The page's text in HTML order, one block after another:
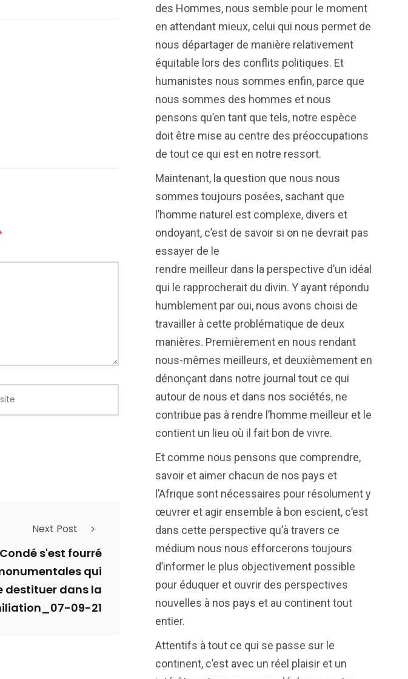
Next Post
s'est fourré
qui
destituer dans la
09-21
des Hommes, nous semble pour le moment
en attendant mieux, celui qui nous permet de
nous départager de manière relativement
équitable lors des conflits politiques. Et
humanistes nous sommes enfin, parce que
nous sommes des hommes et nous
pensons qu’en tant que tels, notre espèce
doit être mise au centre des préoccupations
de tout ce qui est en notre ressort.
Maintenant, la question que nous nous
sommes toujours posées, sachant que
l’homme naturel est complexe, divers et
ondoyant, c’est de savoir si on ne devrait pas
essayer de le
rendre meilleur dans la perspective d’un idéal
qui le rapprocherait du divin. Y ayant répondu
humblement par oui, nous avons choisi de
travailler à cette problématique de deux
manières. Premièrement en nous rendant
nous-mêmes meilleurs, et deuxièmement en
dénonçant dans notre journal tout ce qui
autour de nous et dans nos sociétés, ne
contribue pas à rendre l’homme meilleur et le
contient un lieu où il fait bon de vivre.
Et comme nous pensons que comprendre,
savoir et aimer chacun de nos pays et
l’Afrique sont nécessaires pour résolument y
œuvrer et agir ensemble à bon escient, c’est
dans cette perspective qu’à travers ce
médium nous nous efforcerons toujours
d’informer le plus objectivement possible
pour éduquer et ouvrir des perspectives
nouvelles à nos pays et au continent tout
entier.
Attentifs à tout ce qui se passe sur le
continent, c’est avec un réel plaisir et un